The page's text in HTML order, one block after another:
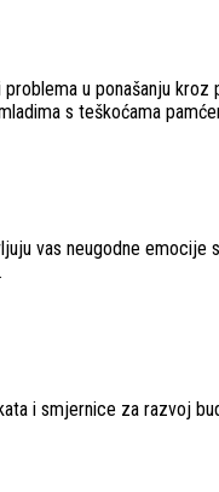
u ponašanju
s teškoćama
vas neugodne
i smjernice za razvoj